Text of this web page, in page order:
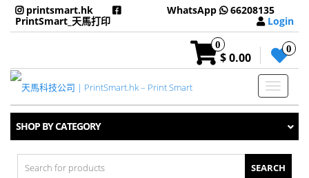
printsmart.hk
PrintSmart_天馬打印
WhatsApp
66208135
Login
0
$ 0.00
0
Toggle
SHOP BY CATEGORY
Search
for: